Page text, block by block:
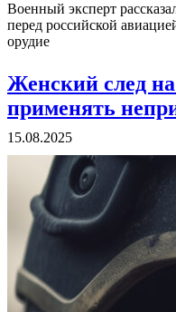
Военный эксперт
перед российской
орудие
Женский след
применять
15.08.2025